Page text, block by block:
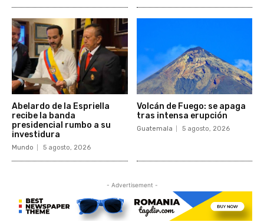
Abelardo de la Espriella
recibe la banda
presidencial rumbo a su
investidura
Mundo 5 agosto, 2026
Volcán de Fuego: se apaga
tras intensa erupción
Guatemala 5 agosto, 2026
- Advertisement -